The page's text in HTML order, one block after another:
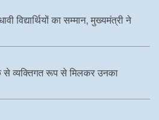
विद्यार्थियों का सम्मान, मुख्यमंत्री ने
से व्यक्तिगत रूप से मिलकर उनका